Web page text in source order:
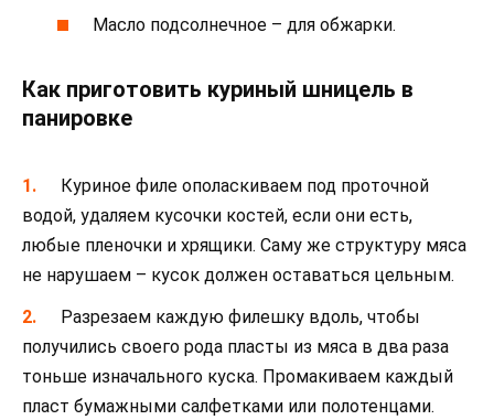
Масло подсолнечное – для обжарки.
Как приготовить куриный шницель в
панировке
Куриное филе ополаскиваем под проточной
водой, удаляем кусочки костей, если они есть,
любые пленочки и хрящики. Саму же структуру мяса
не нарушаем – кусок должен оставаться цельным.
Разрезаем каждую филешку вдоль, чтобы
получились своего рода пласты из мяса в два раза
тоньше изначального куска. Промакиваем каждый
пласт бумажными салфетками или полотенцами.